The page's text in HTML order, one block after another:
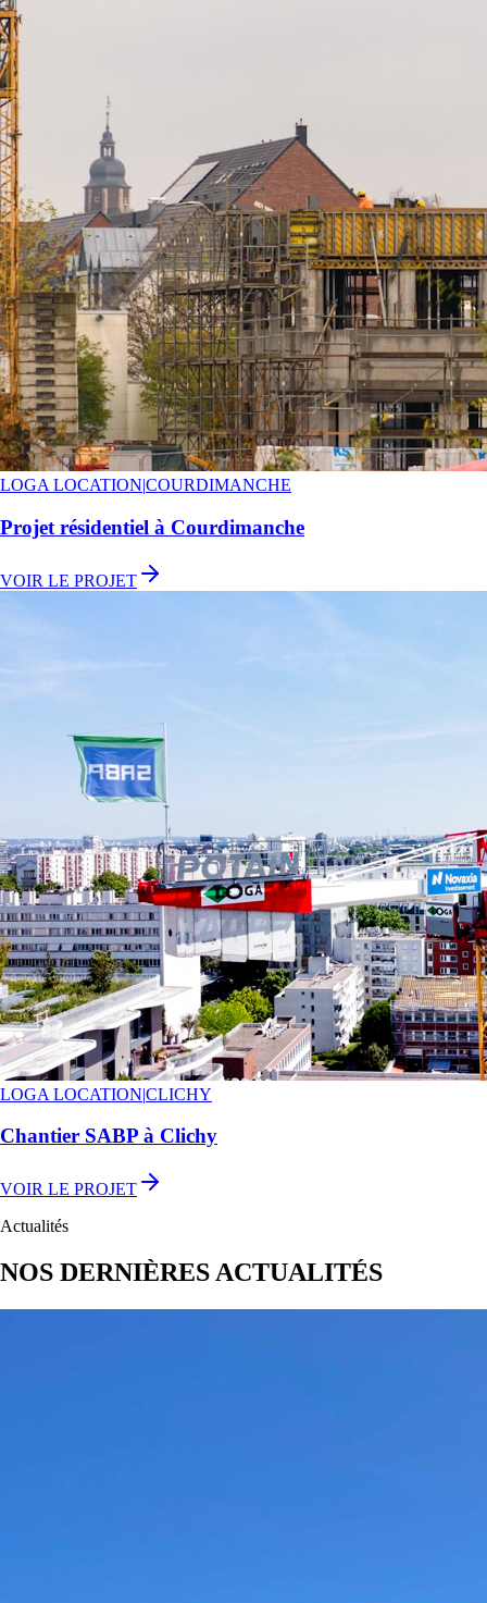
LOGA LOCATION|COURDIMANCHE
Projet résidentiel à Courdimanche
VOIR LE PROJET
LOGA LOCATION|CLICHY
Chantier SABP à Clichy
VOIR LE PROJET
Actualités
NOS DERNIÈRES ACTUALITÉS